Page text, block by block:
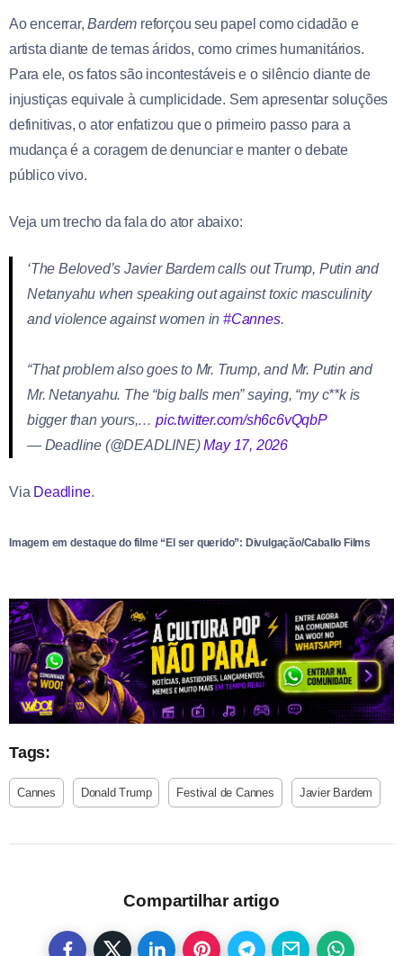
Ao encerrar,Bardem reforçou seu papel como cidadão e
artista diante de temas áridos, como crimes humanitários.
Para ele, os fatos são incontestáveis e o silêncio diante de
injustiças equivale à cumplicidade. Sem apresentar soluções
definitivas, o ator enfatizou que o primeiro passo para a
mudança é a coragem de denunciar e manter o debate
público vivo.
Veja um trecho da fala do ator abaixo:
‘The Beloved’s Javier Bardem calls out Trump, Putin and
Netanyahu when speaking out against toxic masculinity
and violence against women in#Cannes.
“That problem also goes to Mr. Trump, and Mr. Putin and
Mr. Netanyahu. The “big balls men” saying, “my c**k is
bigger than yours,…pic.twitter.com/sh6c6vQqbP
— Deadline (@DEADLINE)May 17, 2026
Via Deadline.
Imagem em destaque do filme “El ser querido”: Divulgação/Caballo Films
Tags:
Cannes Donald Trump Festival de Cannes Javier Bardem
Compartilhar artigo